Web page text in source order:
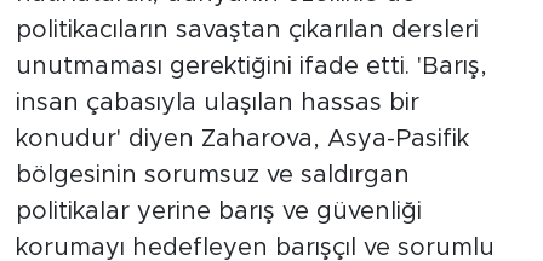
politikacıların savaştan çıkarılan dersleri
unutmaması gerektiğini ifade etti. 'Barış,
insan çabasıyla ulaşılan hassas bir
konudur' diyen Zaharova, Asya-Pasifik
bölgesinin sorumsuz ve saldırgan
politikalar yerine barış ve güvenliği
korumayı hedefleyen barışçıl ve sorumlu